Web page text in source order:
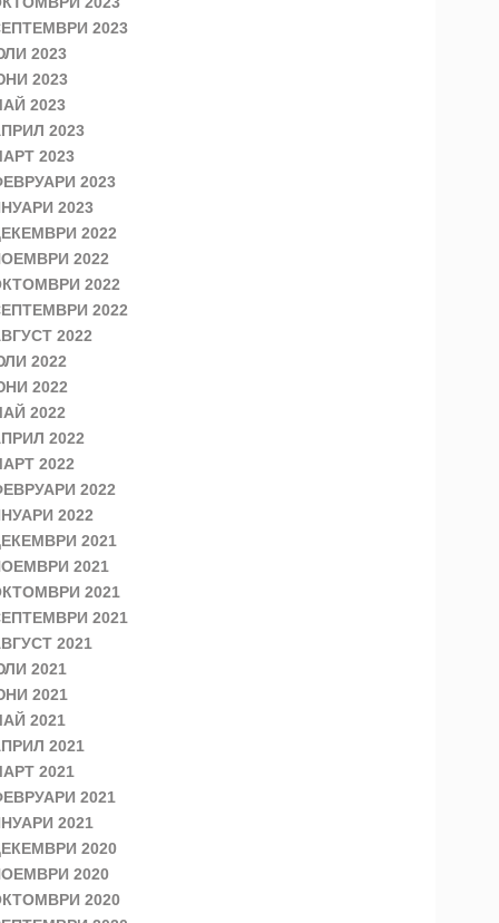
2023
2023
2023
2023
2023
2023
2023
2023
2022
2022
2022
2022
2022
2022
2022
2022
2022
2022
2022
2022
2021
2021
2021
2021
2021
2021
2021
2021
2021
2021
2021
2021
2020
2020
2020